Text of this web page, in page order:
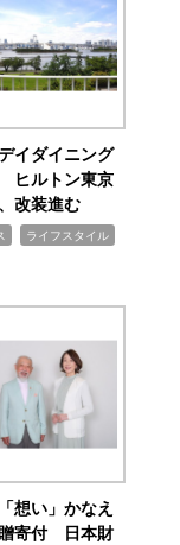
イダイニング
ヒルトン東京
改装進む
ライフスタイル
想い」かなえ
寄付 日本財